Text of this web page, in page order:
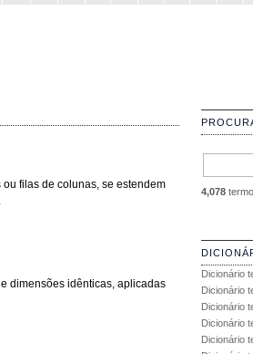
filas de colunas, se estendem
dimensões idênticas, aplicadas
4,078
Dicionário
Dicionário
Dicionário
Dicionário
Dicionário